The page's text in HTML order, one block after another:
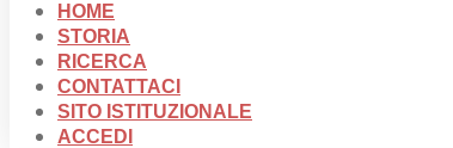
HOME
STORIA
RICERCA
CONTATTACI
SITO ISTITUZIONALE
ACCEDI